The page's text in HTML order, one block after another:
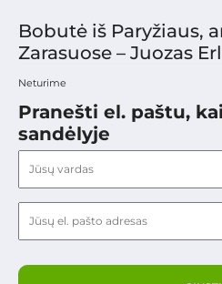
Bobutė iš Paryžiaus,
Zarasuose – Juozas
Neturime
Pranešti el. paštu,
sandėlyje